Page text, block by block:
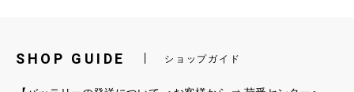
SHOP GUIDE ショップガイド